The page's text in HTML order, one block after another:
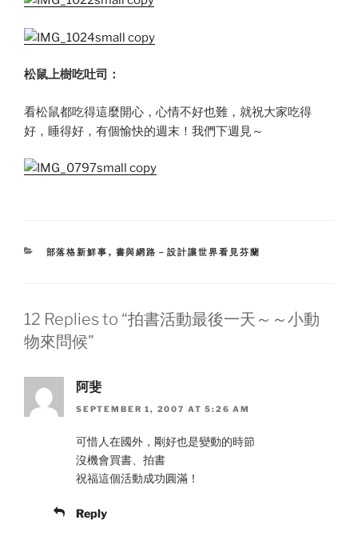
松鼠上樹吃吐司：
看松鼠都吃得這麼開心，心情不好也難，就祝大家吃得
好，睡得好，有個愉快的週末！我們下週見～
CATEGORIES
部落格新鮮事 , 書與網路－設計讓世界看見芬蘭
12 Replies to “拍書活動最後一天～～小動
物來問候”
阿斐
SEPTEMBER 1, 2007 AT 5:26 AM
可惜人在國外，剛好也是變動的時節
沒機會買書、拍書
祝福這個活動成功圓滿！
Reply